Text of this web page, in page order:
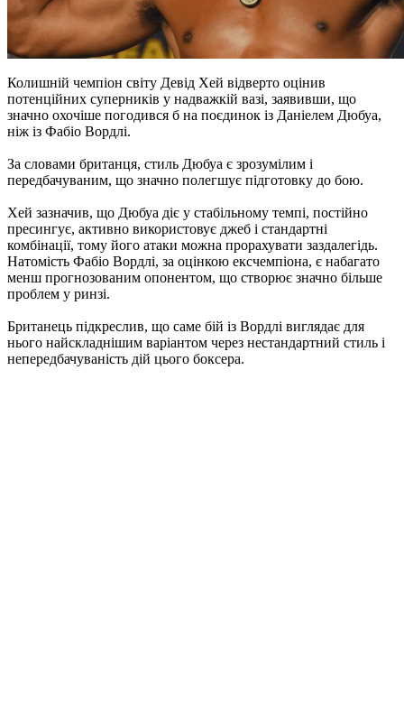
Колишній чемпіон світу Девід Хей відверто оцінив
потенційних суперників у надважкій вазі, заявивши, що
значно охочіше погодився б на поєдинок із Даніелем Дюбуа,
ніж із Фабіо Вордлі.
За словами британця, стиль Дюбуа є зрозумілим і
передбачуваним, що значно полегшує підготовку до бою.
Хей зазначив, що Дюбуа діє у стабільному темпі, постійно
пресингує, активно використовує джеб і стандартні
комбінації, тому його атаки можна прорахувати заздалегідь.
Натомість Фабіо Вордлі, за оцінкою ексчемпіона, є набагато
менш прогнозованим опонентом, що створює значно більше
проблем у ринзі.
Британець підкреслив, що саме бій із Вордлі виглядає для
нього найскладнішим варіантом через нестандартний стиль і
непередбачуваність дій цього боксера.